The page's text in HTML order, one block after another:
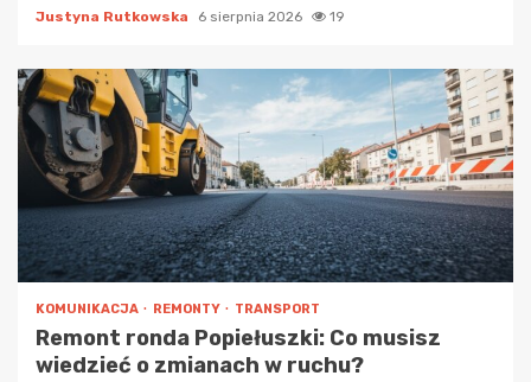
Justyna Rutkowska 6 sierpnia 2026 19
KOMUNIKACJA REMONTY TRANSPORT
Remont ronda Popiełuszki: Co musisz
wiedzieć o zmianach w ruchu?